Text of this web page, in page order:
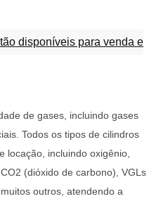
disponíveis para venda e
de gases, incluindo gases
Todos os tipos de cilindros
locação, incluindo oxigênio,
(dióxido de carbono), VGLs
outros, atendendo a